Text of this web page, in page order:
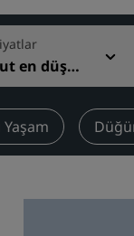
en düşü
Yaşam